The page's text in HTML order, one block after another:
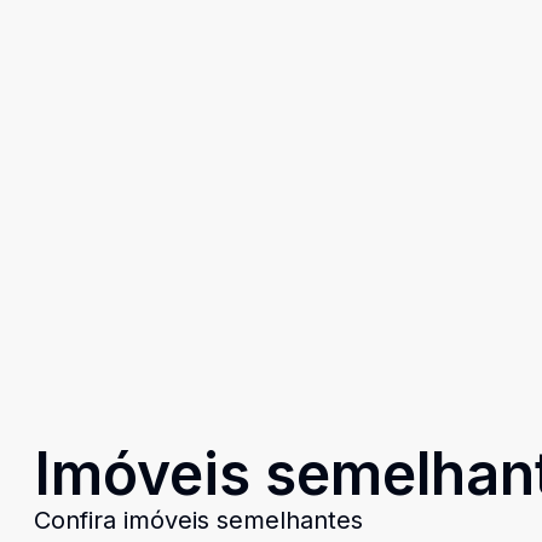
Imóveis
Confira imóveis semelhantes